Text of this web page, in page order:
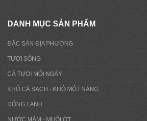
DANH MỤC SẢN PHẨM
ĐẶC SẢN ĐỊA PHƯƠNG
TƯƠI SỐNG
CÁ TƯƠI MỖI NGÀY
KHÔ CÁ SẠCH - KHÔ MỘT NẮNG
ĐÔNG LẠNH
NƯỚC MẮM - MUỐI ỚT